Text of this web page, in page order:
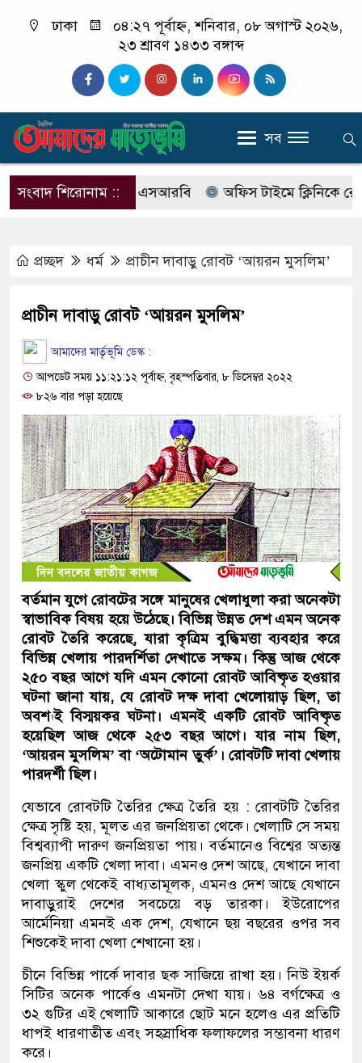
ঢাকা
০৪:২৭ পূর্বাহ্ন, শনিবার, ০৮ অগাস্ট ২০২৬,
২৩ শ্রাবণ ১৪৩৩ বঙ্গাব্দ
সব
সংবাদ শিরোনাম ::
নাম বদলে আসছে এসআরবি অফিস টাইমে ক্লিনিকে রোগী
প্রচ্ছদ ধর্ম প্রাচীন দাবাড়ু রোবট ‘আয়রন মুসলিম’
প্রাচীন দাবাড়ু রোবট ‘আয়রন মুসলিম’
আমাদের মার্তৃভূমি ডেস্ক :
আপডেট সময় ১১:২১:১২ পূর্বাহ্ন, বৃহস্পতিবার, ৮ ডিসেম্বর ২০২২
৮২৬ বার পড়া হয়েছে
বর্তমান যুগে রোবটের সঙ্গে মানুষের খেলাধুলা করা অনেকটা
স্বাভাবিক বিষয় হয়ে উঠেছে। বিভিন্ন উন্নত দেশ এমন অনেক
রোবট তৈরি করেছে, যারা কৃত্রিম বুদ্ধিমত্তা ব্যবহার করে
বিভিন্ন খেলায় পারদর্শিতা দেখাতে সক্ষম। কিন্তু আজ থেকে
২৫০ বছর আগে যদি এমন কোনো রোবট আবিষ্কৃত হওয়ার
ঘটনা জানা যায়, যে রোবট দক্ষ দাবা খেলোয়াড় ছিল, তা
অবশ্যই বিস্ময়কর ঘটনা। এমনই একটি রোবট আবিষ্কৃত
হয়েছিল আজ থেকে ২৫৩ বছর আগে। যার নাম ছিল,
‘আয়রন মুসলিম’ বা ‘অটোমান তুর্ক’। রোবটটি দাবা খেলায়
পারদর্শী ছিল।
যেভাবে রোবটটি তৈরির ক্ষেত্র তৈরি হয় : রোবটটি তৈরির
ক্ষেত্র সৃষ্টি হয়, মূলত এর জনপ্রিয়তা থেকে। খেলাটি সে সময়
বিশ্বব্যাপী দারুণ জনপ্রিয়তা পায়। বর্তমানেও বিশ্বের অত্যন্ত
জনপ্রিয় একটি খেলা দাবা। এমনও দেশ আছে, যেখানে দাবা
খেলা স্কুল থেকেই বাধ্যতামূলক, এমনও দেশ আছে যেখানে
দাবাড়ুরাই দেশের সবচেয়ে বড় তারকা। ইউরোপের
আর্মেনিয়া এমনই এক দেশ, যেখানে ছয় বছরের ওপর সব
শিশুকেই দাবা খেলা শেখানো হয়।
চীনে বিভিন্ন পার্কে দাবার ছক সাজিয়ে রাখা হয়। নিউ ইয়র্ক
সিটির অনেক পার্কেও এমনটা দেখা যায়। ৬৪ বর্গক্ষেত্র ও
৩২ গুটির এই খেলাটি আকারে ছোট মনে হলেও এর প্রতিটি
ধাপই ধারণাতীত এবং সহস্রাধিক ফলাফলের সম্ভাবনা ধারণ
করে।